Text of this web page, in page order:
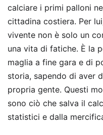
calciare i primi palloni
cittadina costiera. Per
vivente non è solo un
una vita di fatiche. È la
maglia a fine gara e di
storia, sapendo di aver
propria gente. Questi
sono ciò che salva il
statistici e dalla